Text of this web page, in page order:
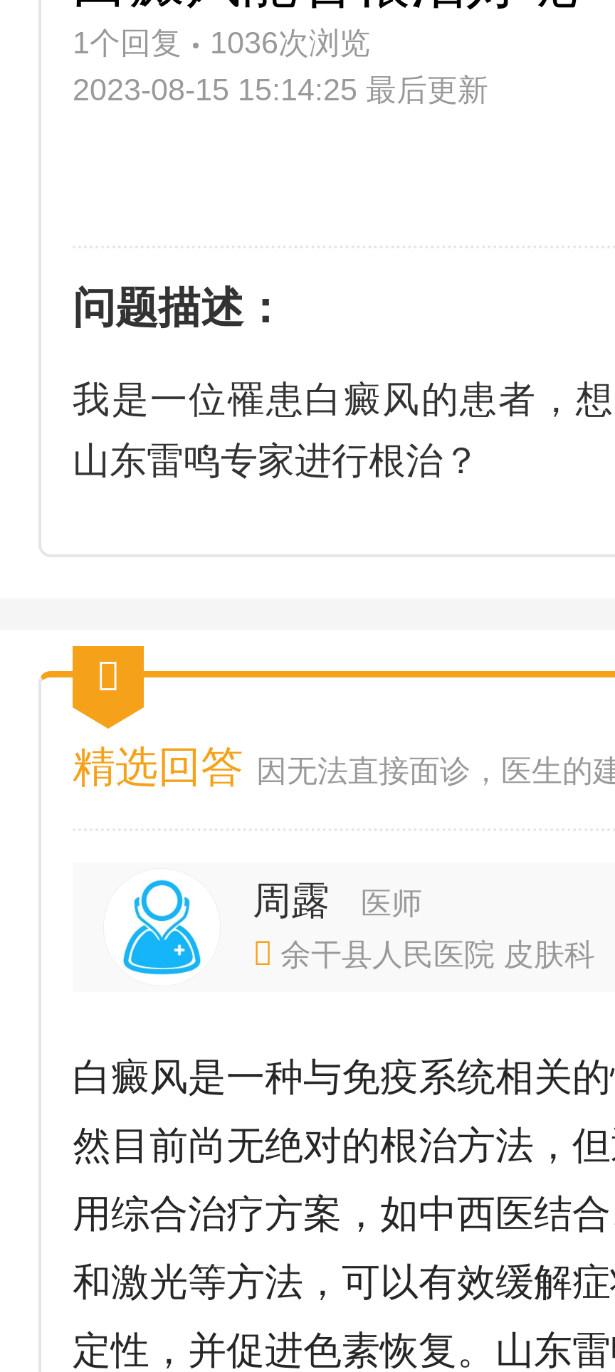
1个回复
1036次浏览
2023-08-15 15:14:25 最后更新
问题描述：
我是一位罹患白癜风的患者，
山东雷鸣专家进行根治？
精选回答 因无法直接面诊，医生的
周露
医师
余干县人民医院 皮肤科
白癜风是一种与免疫系统相关
然目前尚无绝对的根治方法，
用综合治疗方案，如中西医结
和激光等方法，可以有效缓解
定性，并促进色素恢复。山东